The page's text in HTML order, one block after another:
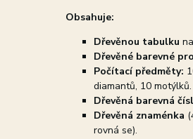
Obsahuje:
Dřevěnou tabulku
Dřevěné barevné
Počítací předměty:
diamantů, 10 motýlků.
Dřevěná barevná
Dřevěná znaménka
rovná se).